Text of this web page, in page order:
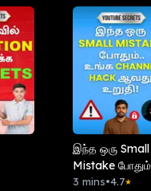
இந்த ஒரு Small
Mistake
உங்க Channel
3 mins•4.7★